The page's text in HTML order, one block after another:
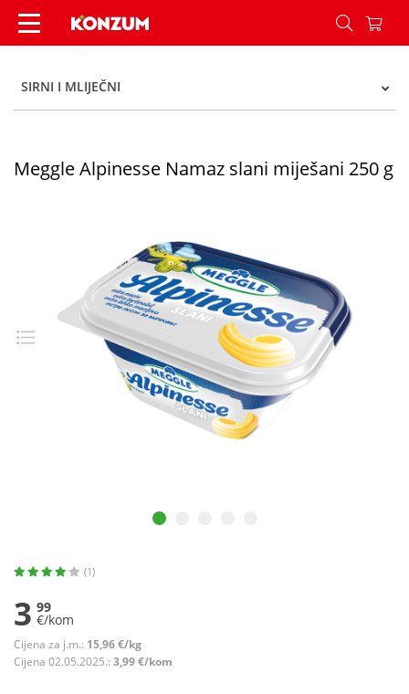
Meggle Alpinesse Namaz slani miješani 250 g -
SIRNI I MLIJEČNI
Meggle Alpinesse Namaz slani miješani 250 g
(1)
3 99
€/kom
Cijena za j.m.: 15,96 €/kg
Cijena 02.05.2025.: 3,99 €/kom